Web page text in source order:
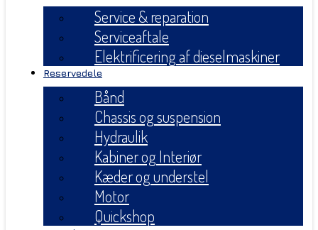
Service & reparation
Serviceaftale
Elektrificering af dieselmaskiner
Reservedele
Bånd
Chassis og suspension
Hydraulik
Kabiner og Interiør
Kæder og understel
Motor
Quickshop